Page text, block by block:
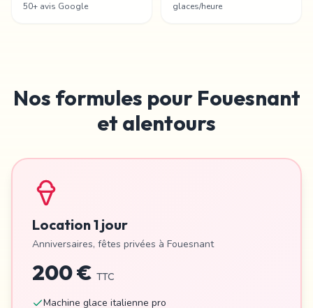
50+ avis Google glaces/heure
Nos formules pour Fouesnant
et alentours
Location 1 jour
Anniversaires, fêtes privées à Fouesnant
200 € TTC
Machine glace italienne pro